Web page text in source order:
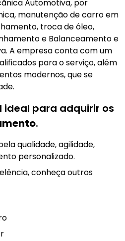
Automotiva, por
manutenção de carro em
troca de óleo,
e Balanceamento e
A empresa conta com um
para o serviço, além
modernos, que se
ideal para adquirir os
.
qualidade, agilidade,
personalizado.
conheça outros